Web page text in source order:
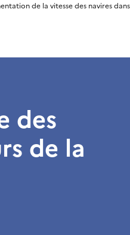
de la vitesse des navires
des
de la